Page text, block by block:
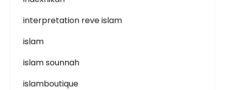
interpretation reve islam
islam
islam sounnah
islamboutique